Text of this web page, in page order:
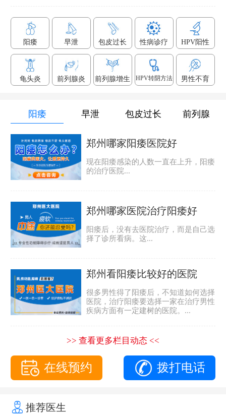
阳痿 早泄 包皮过长 性病诊疗 HPV阳性
龟头炎 前列腺炎 前列腺增生 HPV转阴方法 男性不育
阳痿 早泄 包皮过长 前列腺
郑州哪家阳痿医院好
现在阳痿感染的人数一直在上升，阳痿
的治疗医院...
郑州哪家医院治疗阳痿好
阳痿后，没有去医院治疗，而是自己选
择了诊所看病。这...
郑州看阳痿比较好的医院
很多男性得了阳痿后，不知道如何选择
医院，治疗阳痿要选择一家在治疗男性
疾病方面有一定建树的医院。...
>> 查看更多栏目动态 <<
在线预约 拨打电话
推荐医生